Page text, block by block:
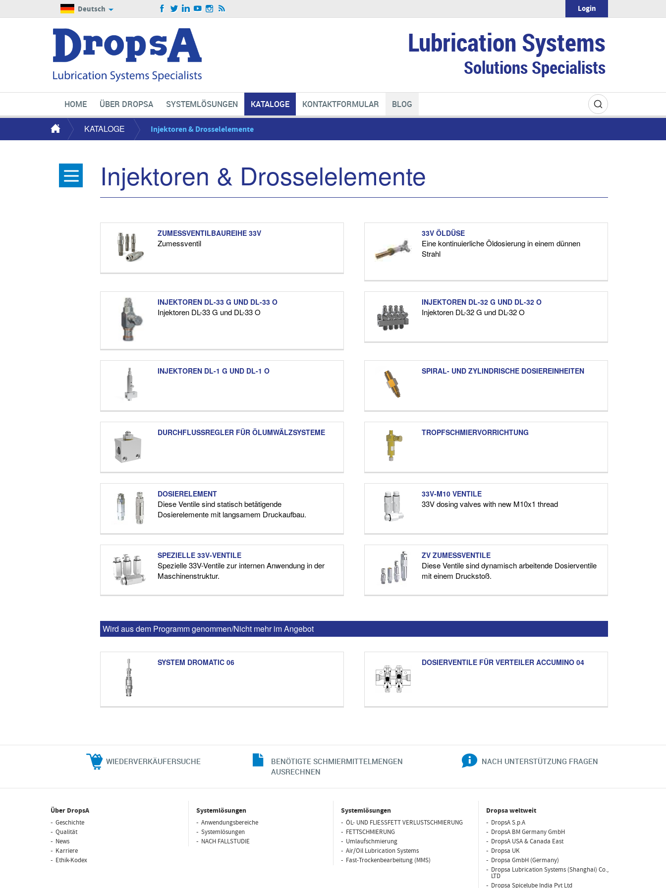
Lubrication Systems
Solutions Specialists
Deutsch Login
HOME ÜBER DROPSA SYSTEMLÖSUNGEN KATALOGE KONTAKTFORMULAR BLOG
KATALOGE Injektoren & Drosselelemente
Injektoren & Drosselelemente
ZUMESSVENTILBAUREIHE 33V
Zumessventil
33V ÖLDÜSE
Eine kontinuierliche Öldosierung in einem dünnen
Strahl
INJEKTOREN DL-33 G UND DL-33 O
Injektoren DL-33 G und DL-33 O
INJEKTOREN DL-32 G UND DL-32 O
Injektoren DL-32 G und DL-32 O
INJEKTOREN DL-1 G UND DL-1 O SPIRAL- UND ZYLINDRISCHE DOSIEREINHEITEN
DURCHFLUSSREGLER FÜR ÖLUMWÄLZSYSTEME TROPFSCHMIERVORRICHTUNG
DOSIERELEMENT
Diese Ventile sind statisch betätigende
Dosierelemente mit langsamem Druckaufbau.
33V-M10 VENTILE
33V dosing valves with new M10x1 thread
SPEZIELLE 33V-VENTILE
Spezielle 33V-Ventile zur internen Anwendung in der
Maschinenstruktur.
ZV ZUMESSVENTILE
Diese Ventile sind dynamisch arbeitende Dosierventile
mit einem Druckstoß.
Wird aus dem Programm genommen/Nicht mehr im Angebot
SYSTEM DROMATIC 06 DOSIERVENTILE FÜR VERTEILER ACCUMINO 04
WIEDERVERKÄUFERSUCHE
BENÖTIGTE SCHMIERMITTELMENGEN
AUSRECHNEN
NACH UNTERSTÜTZUNG FRAGEN
Über DropsA
Geschichte
Qualität
News
Karriere
Ethik-Kodex
Systemlösungen
Anwendungsbereiche
Systemlösungen
NACH FALLSTUDIE
Systemlösungen
ÖL- UND FLIESSFETT VERLUSTSCHMIERUNG
FETTSCHMIERUNG
Umlaufschmierung
Air/Oil Lubrication Systems
Fast-Trockenbearbeitung (MMS)
Dropsa weltweit
DropsA S.p.A
DropsA BM Germany GmbH
DropsA USA & Canada East
Dropsa UK
Dropsa GmbH (Germany)
Dropsa Lubrication Systems (Shanghai) Co.,
LTD
Dropsa Spicelube India Pvt Ltd